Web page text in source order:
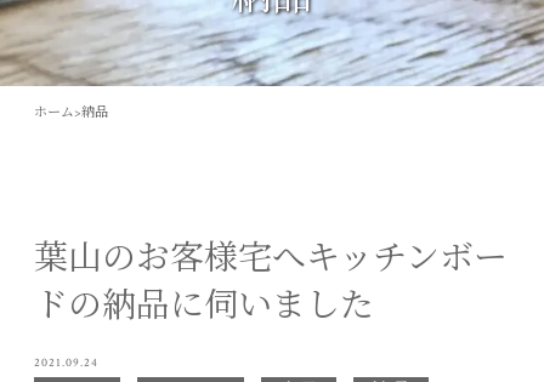
ホーム>納品
葉山のお客様宅へキッチンボー
ドの納品に伺いました
2021.09.24